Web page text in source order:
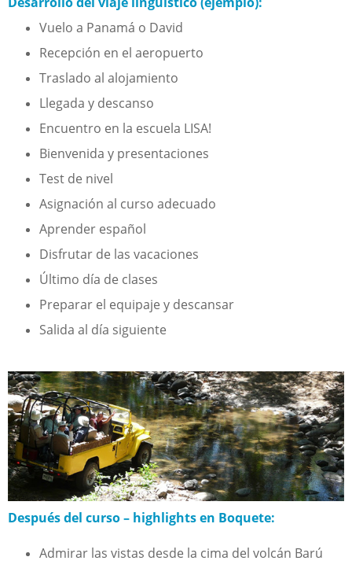
Vuelo a Panamá o David
Recepción en el aeropuerto
Traslado al alojamiento
Llegada y descanso
Encuentro en la escuela LISA!
Bienvenida y presentaciones
Test de nivel
Asignación al curso adecuado
Aprender español
Disfrutar de las vacaciones
Último día de clases
Preparar el equipaje y descansar
Salida al día siguiente
Después del curso – highlights en Boquete:
Admirar las vistas desde la cima del volcán Barú